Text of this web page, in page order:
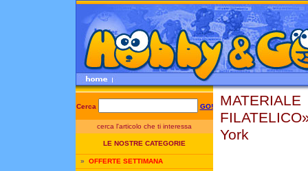
Cerca GO!
cerca l'articolo che ti interessa
LE NOSTRE CATEGORIE
» OFFERTE SETTIMANA
MATERIALE
York